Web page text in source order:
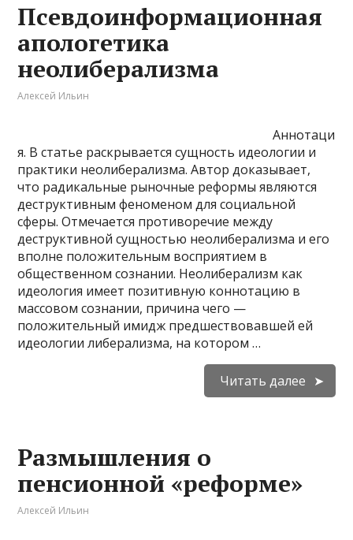
Псевдоинформационная
апологетика
неолиберализма
Алексей Ильин
Аннотаци
я. В статье раскрывается сущность идеологии и
практики неолиберализма. Автор дока­зывает,
что радикальные рыночные реформы являются
деструктивным феноменом для социальной
сферы. Отмечается противоречие между
деструктивной сущностью неолиберализма и его
вполне положительным восприятием в
общественном сознании. Неолиберализм как
идеология имеет пози­тивную коннотацию в
массовом сознании, причина чего —
положительный имидж предшествовав­шей ей
идеологии либерализма, на котором …
Читать далее
Размышления о
пенсионной «реформе»
Алексей Ильин